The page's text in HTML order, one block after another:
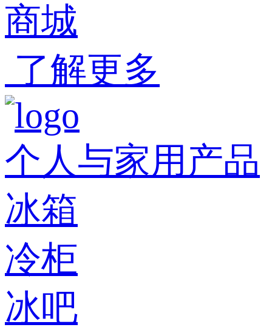
商城
了解更多
个人与家用产品
冰箱
冷柜
冰吧